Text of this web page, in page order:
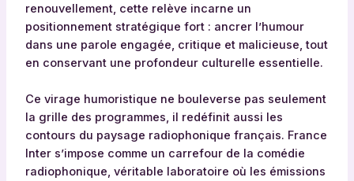
renouvellement, cette relève incarne un
positionnement stratégique fort : ancrer l’humour
dans une parole engagée, critique et malicieuse, tout
en conservant une profondeur culturelle essentielle.
Ce virage humoristique ne bouleverse pas seulement
la grille des programmes, il redéfinit aussi les
contours du paysage radiophonique français. France
Inter s’impose comme un carrefour de la comédie
radiophonique, véritable laboratoire où les émissions